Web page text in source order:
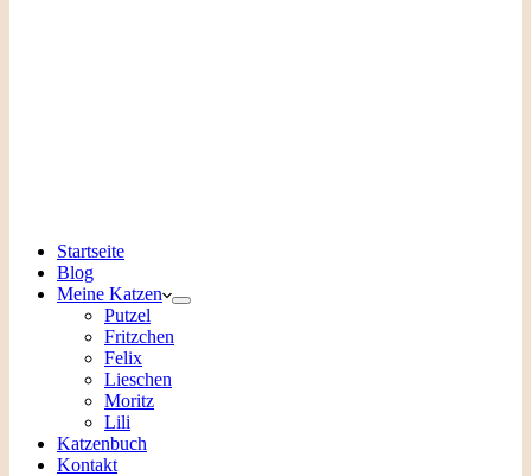
Startseite
Blog
Meine Katzen
Putzel
Fritzchen
Felix
Lieschen
Moritz
Lili
Katzenbuch
Kontakt